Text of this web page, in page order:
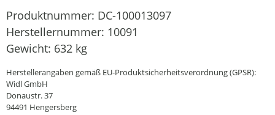
Produktnummer: DC-100013097
Herstellernummer: 10091
Gewicht: 632 kg
Herstellerangaben gemäß EU-Produktsicherheitsverordnung (GPSR):
Widl GmbH
Donaustr. 37
94491 Hengersberg